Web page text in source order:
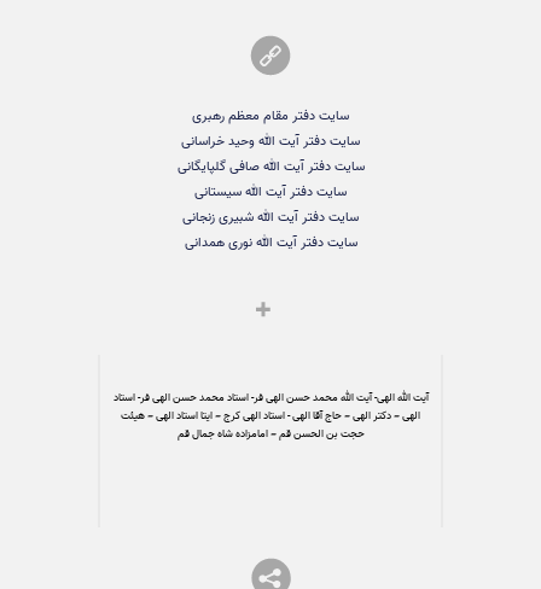
سایت دفتر مقام معظم رهبری
سایت دفتر آیت الله وحید خراسانی
سایت دفتر آیت الله صافی گلپایگانی
سایت دفتر آیت الله سیستانی
سایت دفتر آیت الله شبیری زنجانی
سایت دفتر آیت الله نوری همدانی
آیت الله الهی- آیت الله محمد حسن الهی فر- استاد محمد حسن الهی فر- استاد
الهی – دکتر الهی – حاج آقا الهی - استاد الهی کرج – ایتا استاد الهی – هیئت
حجت بن الحسن قم – امامزاده شاه جمال قم